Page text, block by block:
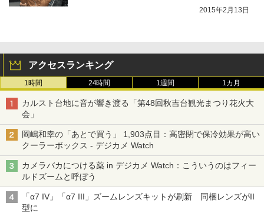
2015年2月13日
アクセスランキング
1時間 24時間 1週間 1カ月
カルスト台地に音が響き渡る「第48回秋吉台観光まつり花火大
会」
岡嶋和幸の「あとで買う」 1,903点目：高密閉で保冷効果が高い
クーラーボックス - デジカメ Watch
カメラバカにつける薬 in デジカメ Watch：こういうのはフィー
ルドズームと呼ぼう
「α7 IV」「α7 III」ズームレンズキットが刷新 同梱レンズがII
型に